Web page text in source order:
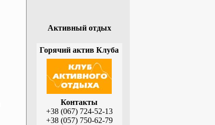
Активный отдых
Горячий актив Клуба
Контакты
+38 (067) 724-52-13
+38 (057) 750-62-79